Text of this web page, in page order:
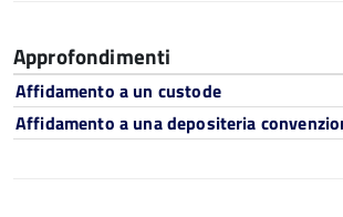
Approfondimenti
Affidamento a un custode
Affidamento a una depositeria